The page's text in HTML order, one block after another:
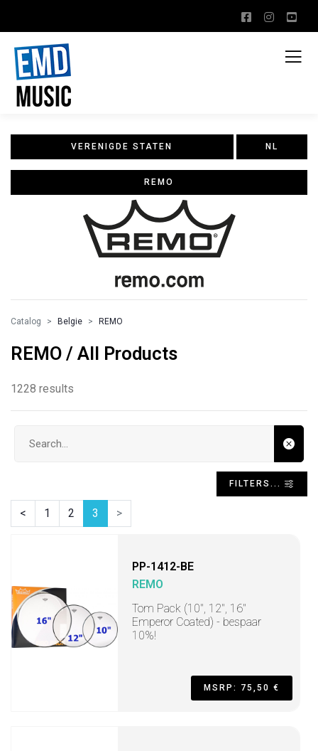
VERENIGDE STATEN NL
REMO
Catalog Belgie REMO
REMO / All Products
1228 results
FILTERS...
< 1 2 3 >
PP-1412-BE
REMO
Tom Pack (10", 12", 16"
Emperor Coated) - bespaar
10%!
MSRP: 75,50 €